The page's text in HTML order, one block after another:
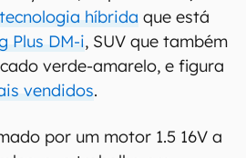
híbrida que está
Plus DM-i, SUV que também
verde-amarelo, e figura
vendidos.
por um motor 1.5 16V a